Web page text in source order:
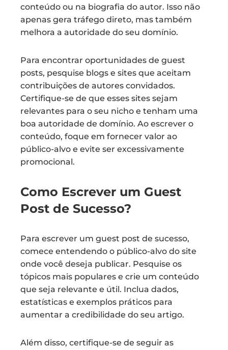
conteúdo ou na biografia do autor. Isso não
apenas gera tráfego direto, mas também
melhora a autoridade do seu domínio.
Para encontrar oportunidades de guest
posts, pesquise blogs e sites que aceitam
contribuições de autores convidados.
Certifique-se de que esses sites sejam
relevantes para o seu nicho e tenham uma
boa autoridade de domínio. Ao escrever o
conteúdo, foque em fornecer valor ao
público-alvo e evite ser excessivamente
promocional.
Como Escrever um Guest
Post de Sucesso?
Para escrever um guest post de sucesso,
comece entendendo o público-alvo do site
onde você deseja publicar. Pesquise os
tópicos mais populares e crie um conteúdo
que seja relevante e útil. Inclua dados,
estatísticas e exemplos práticos para
aumentar a credibilidade do seu artigo.
Além disso, certifique-se de seguir as